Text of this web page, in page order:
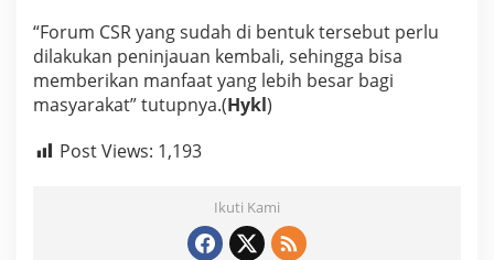
“Forum CSR yang sudah di bentuk tersebut perlu
dilakukan peninjauan kembali, sehingga bisa
memberikan manfaat yang lebih besar bagi
masyarakat” tutupnya.(Hykl)
Post Views: 1,193
Ikuti Kami